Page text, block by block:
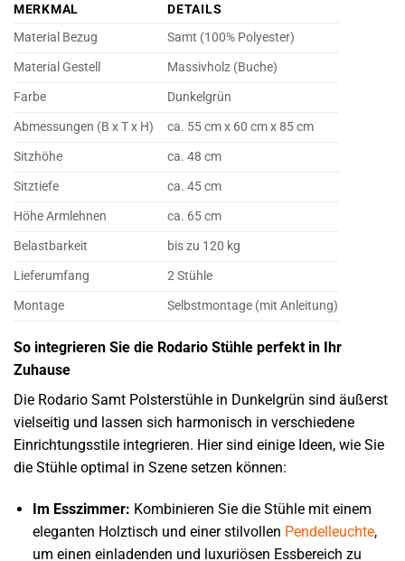
MERKMAL
DETAILS
Material Bezug
Samt (100% Polyester)
Material Gestell
Massivholz (Buche)
Farbe
Dunkelgrün
Abmessungen (B x T x H)
ca. 55 cm x 60 cm x 85 cm
Sitzhöhe
ca. 48 cm
Sitztiefe
ca. 45 cm
Höhe Armlehnen
ca. 65 cm
Belastbarkeit
bis zu 120 kg
Lieferumfang
2 Stühle
Montage
Selbstmontage (mit Anleitung)
So integrieren Sie die Rodario Stühle perfekt in Ihr
Zuhause
Die Rodario Samt Polsterstühle in Dunkelgrün sind äußerst
vielseitig und lassen sich harmonisch in verschiedene
Einrichtungsstile integrieren. Hier sind einige Ideen, wie Sie
die Stühle optimal in Szene setzen können:
Im Esszimmer: Kombinieren Sie die Stühle mit einem
eleganten Holztisch und einer stilvollen Pendelleuchte,
um einen einladenden und luxuriösen Essbereich zu